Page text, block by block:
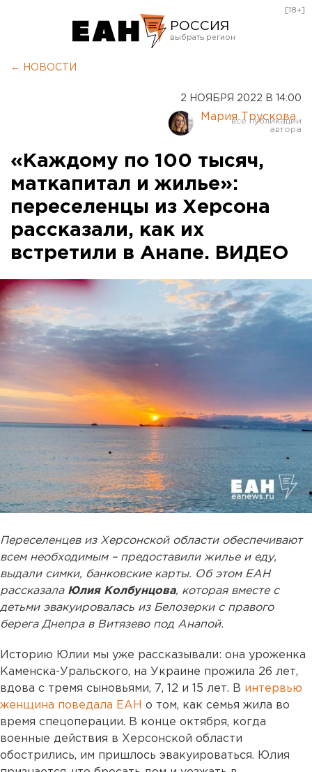
РОССИЯ
Курган
Оренбург
[18+]
← НОВОСТИ
2 НОЯБРЯ 2022 В 14:00
Мария Трускова
«Каждому по 100 тысяч,
маткапитал и жилье»:
переселенцы из Херсона
рассказали, как их
встретили в Анапе. ВИДЕО
Переселенцев из Херсонской области обеспечивают
всем необходимым – предоставили жилье и еду,
выдали симки, банковские карты. Об этом ЕАН
рассказала Юлия Колбунцова, которая вместе с
детьми эвакуировалась из Белозерки с правого
берега Днепра в Витязево под Анапой.
Историю Юлии мы уже рассказывали: она уроженка
Каменска-Уральского, на Украине прожила 26 лет,
вдова с тремя сыновьями, 7, 12 и 15 лет. В интервью
женщина поведала ЕАН о том, как семья жила во
время спецоперации. В конце октября, когда
военные действия в Херсонской области
обострились, им пришлось эвакуироваться. Юлия